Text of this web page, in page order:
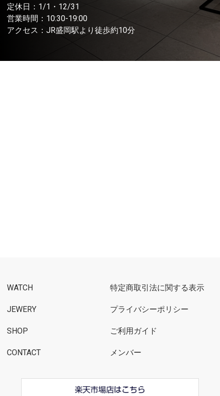
定休日：1/1・12/31
営業時間：10:30-19:00
アクセス：JR盛岡駅より徒歩約10分
WATCH
JEWERY
SHOP
CONTACT
特定商取引法に関する表示
プライバシーポリシー
ご利用ガイド
メンバー